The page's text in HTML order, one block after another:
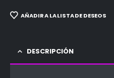
AÑADIR A LA LISTA DE DESEOS
DESCRIPCIÓN